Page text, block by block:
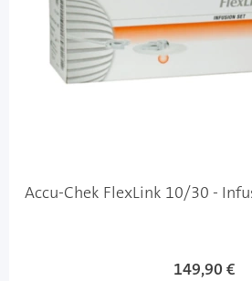
Accu-Chek FlexLink 10/30 -
149,90 €